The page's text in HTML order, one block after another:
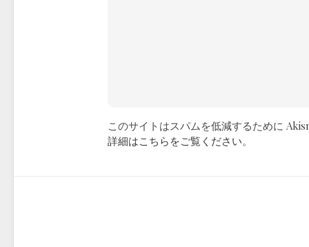
このサイトはスパムを低減するために
詳細はこちらをご覧ください。